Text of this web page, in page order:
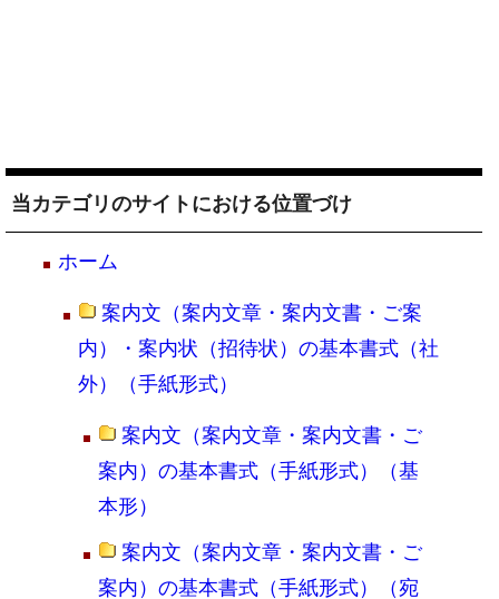
当カテゴリのサイトにおける位置づけ
ホーム
案内文（案内文章・案内文書・ご案
内）・案内状（招待状）の基本書式（社
外）（手紙形式）
案内文（案内文章・案内文書・ご
案内）の基本書式（手紙形式）（基
本形）
案内文（案内文章・案内文書・ご
案内）の基本書式（手紙形式）（宛